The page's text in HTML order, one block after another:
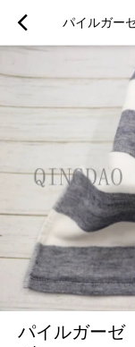
パイルガー